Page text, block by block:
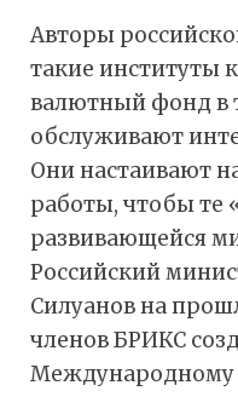
Авторы
такие
валютный фонд в
обслуживают
Они настаивают
работы, чтобы те
развивающейся
Российский
Силуанов на
членов БРИКС
Международному